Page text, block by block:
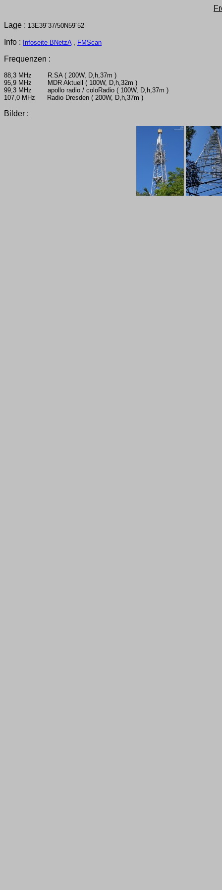
Lage : 13E39´37/50N59´52
Info : Infoseite BNetzA, FMScan
Frequenzen :
88,3 MHz R.SA ( 200W, D,h,37m )
95,9 MHz MDR Aktuell ( 100W, D,h,32m )
99,3 MHz apollo radio / coloRadio ( 100W, D,h,37m )
107,0 MHz Radio Dresden ( 200W, D,h,37m )
Bilder :